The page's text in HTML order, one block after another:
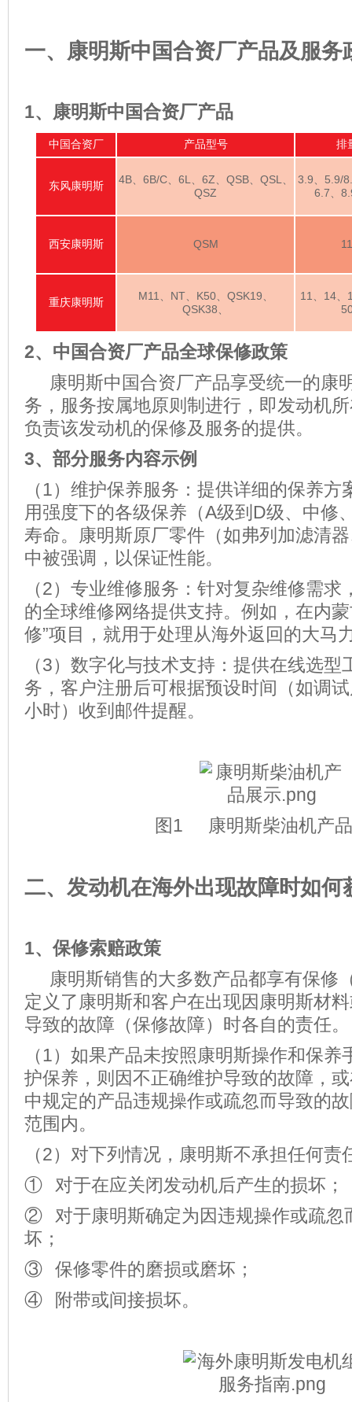
一、康明斯中国合资厂产品及服务
1、 康明斯中国合资厂产品
中国合资厂 产品型号 排
东风康明斯 4B、 6B/C、 6L 6Z QSB、QSL
QSZ
3.9 5.9/
6.7
西安康明斯 QSM 11
重庆康明斯 M11 NT、 K50、 QSK19
QSK38
11 14、
2、 中国合资厂产品全球保修政策
康明斯中国合资厂产品享受统一的康
务，服务按属地原则制进行，即发动机
负责该发动机的保修及服务的提供。
3、 部分服务内容示例
（1）维护保养服务：提供详细的保养
用强度下的各级保养（A级到D级、中修
寿命。康明斯原厂零件（如弗列加滤清
中被强调，以保证性能。
（2）专业维修服务：针对复杂维修需
的全球维修网络提供支持。例如，在内
修”项目，就用于处理从海外返回的大马
（3）数字化与技术支持：提供在线选型
务，客户注册后可根据预设时间（如调
小时）收到邮件提醒。
图1 康明斯柴油机产
二、发动机在海外出现故障时如何
1、 保修索赔政策
康明斯销售的大多数产品都享有保修
定义了康明斯和客户在出现因康明斯材
导致的故障（保修故障）时各自的责任。
（1）如果产品未按照康明斯操作和保
护保养，则因不正确维护导致的故障，
中规定的产品违规操作或疏忽而导致的
范围内。
（2）对下列情况，康明斯不承担任何责
① 对于在应关闭发动机后产生的损坏；
② 对于康明斯确定为因违规操作或疏忽
坏；
③ 保修零件的磨损或磨坏；
④ 附带或间接损坏。